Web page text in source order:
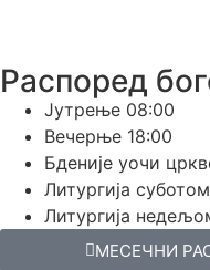
Распоред
Јутрење 08:00
Вечерње 18:00
Бденије уочи
Литургија суботом
Литургија
МЕСЕЧНИ